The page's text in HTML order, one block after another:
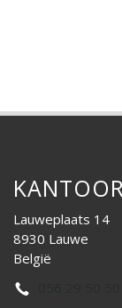
Lauweplaats 14
8930 Lauwe
België